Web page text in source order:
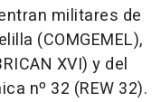
militares de
(COMGEMEL),
XVI) y del
nº 32 (REW 32).